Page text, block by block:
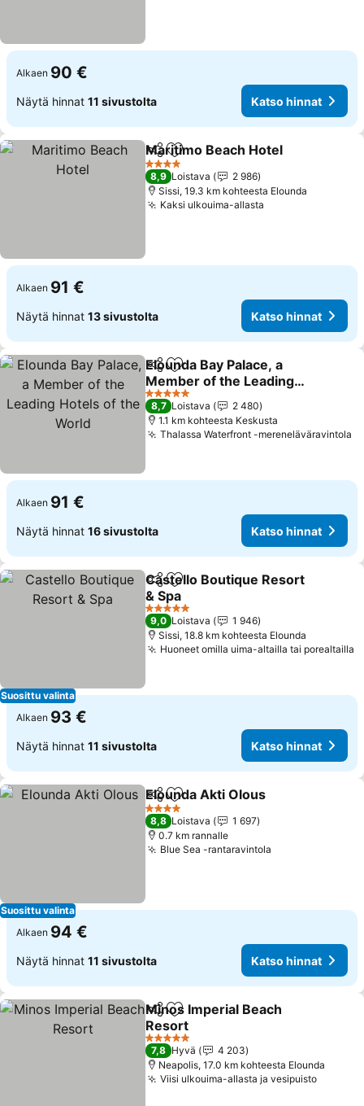
Alkaen 90 €
Näytä hinnat 11 sivustolta Katso hinnat
Jaa Lisää suosikkeihin
Maritimo Beach Hotel
4 Tähtiluokitus
8,9 Loistava
2 986
Sissi, 19.3 km kohteesta Elounda
Kaksi ulkouima-allasta
Alkaen 91 €
Näytä hinnat 13 sivustolta Katso hinnat
Jaa Lisää suosikkeihin
Elounda Bay Palace, a
Member of the Leading
Hotels of the World
5 Tähtiluokitus
8,7 Loistava
2 480
1.1 km kohteesta Keskusta
Thalassa Waterfront -mereneläväravintola
Alkaen 91 €
Näytä hinnat 16 sivustolta Katso hinnat
Suosittu valinta
Jaa Lisää suosikkeihin
Castello Boutique Resort
& Spa
5 Tähtiluokitus
9,0 Loistava
1 946
Sissi, 18.8 km kohteesta Elounda
Huoneet omilla uima-altailla tai porealtailla
Alkaen 93 €
Näytä hinnat 11 sivustolta Katso hinnat
Suosittu valinta
Jaa Lisää suosikkeihin
Elounda Akti Olous
4 Tähtiluokitus
8,8 Loistava
1 697
0.7 km rannalle
Blue Sea -rantaravintola
Alkaen 94 €
Näytä hinnat 11 sivustolta Katso hinnat
Jaa Lisää suosikkeihin
Minos Imperial Beach
Resort
5 Tähtiluokitus
7,8 Hyvä
4 203
Neapolis, 17.0 km kohteesta Elounda
Viisi ulkouima-allasta ja vesipuisto